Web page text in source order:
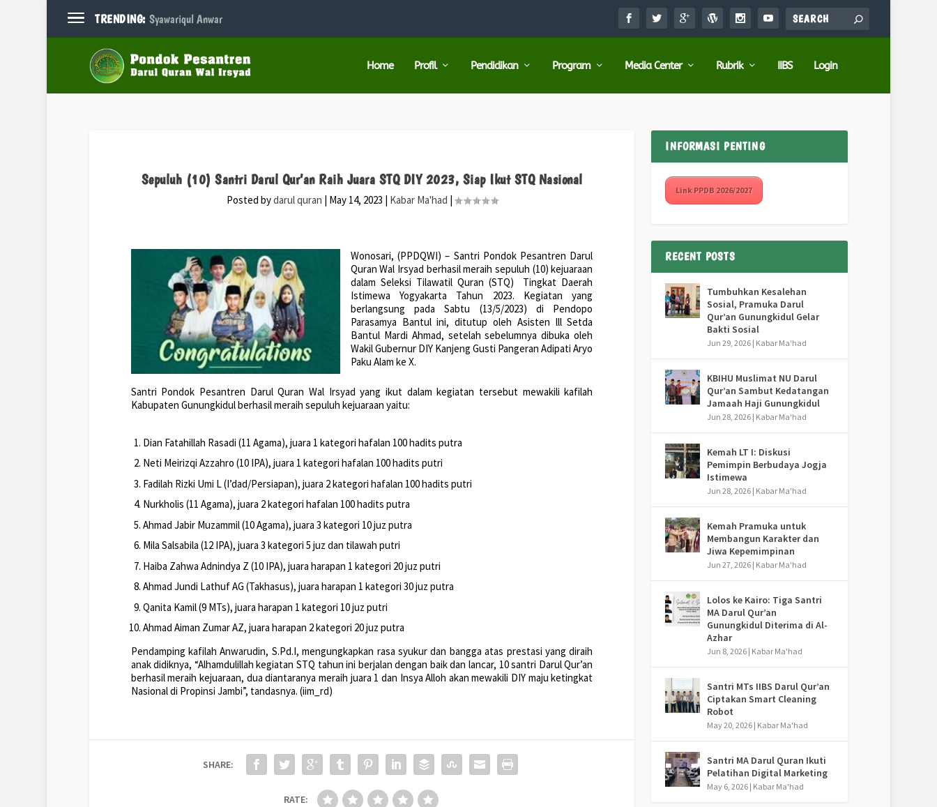
TRENDING: Syawariqul Anwar
Home Profil Pendidikan Program Media Center Rubrik IIBS Login
Sepuluh (10) Santri Darul Qur’an Raih Juara STQ DIY 2023, Siap Ikut STQ Nasional
Posted bydarul quran May 14, 2023 Kabar Ma'had
Wonosari, (PPDQWI) – Santri Pondok Pesantren Darul
Quran Wal Irsyad berhasil meraih sepuluh (10) kejuaraan
dalam Seleksi Tilawatil Quran (STQ) Tingkat Daerah
Istimewa Yogyakarta Tahun 2023. Kegiatan yang
berlangsung pada Sabtu (13/5/2023) di Pendopo
Parasamya Bantul ini, ditutup oleh Asisten lll Setda
Bantul Mardi Ahmad, setelah sebelumnya dibuka oleh
Wakil Gubernur DIY Kanjeng Gusti Pangeran Adipati Aryo
Paku Alam ke X.
Santri Pondok Pesantren Darul Quran Wal Irsyad yang ikut dalam kegiatan tersebut mewakili kafilah
Kabupaten Gunungkidul berhasil meraih sepuluh kejuaraan yaitu:
Dian Fatahillah Rasadi (11 Agama), juara 1 kategori hafalan 100 hadits putra
Neti Meirizqi Azzahro (10 IPA), juara 1 kategori hafalan 100 hadits putri
Fadilah Rizki Umi L (I’dad/Persiapan), juara 2 kategori hafalan 100 hadits putri
Nurkholis (11 Agama), juara 2 kategori hafalan 100 hadits putra
Ahmad Jabir Muzammil (10 Agama), juara 3 kategori 10 juz putra
Mila Salsabila (12 IPA), juara 3 kategori 5 juz dan tilawah putri
Haiba Zahwa Adnindya Z (10 IPA), juara harapan 1 kategori 20 juz putri
Ahmad Jundi Lathuf AG (Takhasus), juara harapan 1 kategori 30 juz putra
Qanita Kamil (9 MTs), juara harapan 1 kategori 10 juz putri
Ahmad Aiman Zumar AZ, juara harapan 2 kategori 20 juz putra
Pendamping kafilah Anwarudin, S.Pd.I, mengungkapkan rasa syukur dan bangga atas prestasi yang diraih
anak didiknya, “Alhamdulillah kegiatan STQ tahun ini berjalan dengan baik dan lancar, 10 santri Darul Qur’an
berhasil meraih kejuaraan, dua diantaranya meraih juara 1 dan Insya Alloh akan mewakili DIY maju ketingkat
Nasional di Propinsi Jambi”, tandasnya. (iim_rd)
SHARE:
RATE:
INFORMASI PENTING
Link PPDB 2026/2027
RECENT POSTS
Tumbuhkan Kesalehan
Sosial, Pramuka Darul
Qur’an Gunungkidul Gelar
Bakti Sosial
Jun 29, 2026 | Kabar Ma'had
KBIHU Muslimat NU Darul
Qur’an Sambut Kedatangan
Jamaah Haji Gunungkidul
Jun 28, 2026 | Kabar Ma'had
Kemah LT I: Diskusi
Pemimpin Berbudaya Jogja
Istimewa
Jun 28, 2026 | Kabar Ma'had
Kemah Pramuka untuk
Membangun Karakter dan
Jiwa Kepemimpinan
Jun 27, 2026 | Kabar Ma'had
Lolos ke Kairo: Tiga Santri
MA Darul Qur’an
Gunungkidul Diterima di Al-
Azhar
Jun 8, 2026 | Kabar Ma'had
Santri MTs IIBS Darul Qur’an
Ciptakan Smart Cleaning
Robot
May 20, 2026 | Kabar Ma'had
Santri MA Darul Quran Ikuti
Pelatihan Digital Marketing
May 6, 2026 | Kabar Ma'had